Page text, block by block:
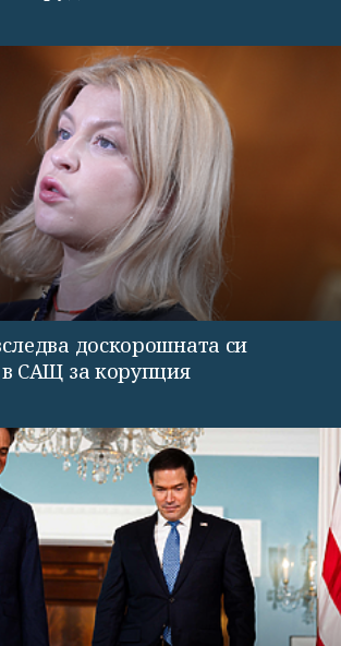
доскорошната си
САЩ за корупция